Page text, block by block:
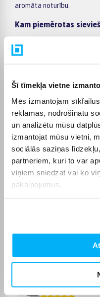
Šī tīmekļa vietne
Mēs izmantojam
reklāmas, nodrošinātu
un analizētu mūsu
izmantojat mūsu vietni,
sociālās saziņas
partneriem, kuri to var
viņiem sniedzat vai ko
pakalpojumus.
aromāta noturību.
Kam piemērotas
Sieviešu smaržas ir
personību un noskaņu.
Tās lieliski piemērotas gan
līdz izteiksmīgiem
BIGBOX priekšrocības
BIGBOX piedāvā plašu
atradīsiet gan klasiskus,
Apstiprināts pircējs